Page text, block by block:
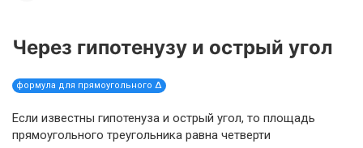
Через гипотенузу и острый угол
формула для прямоугольного Δ
Если известны гипотенуза и острый угол, то площадь
прямоугольного треугольника равна четверти